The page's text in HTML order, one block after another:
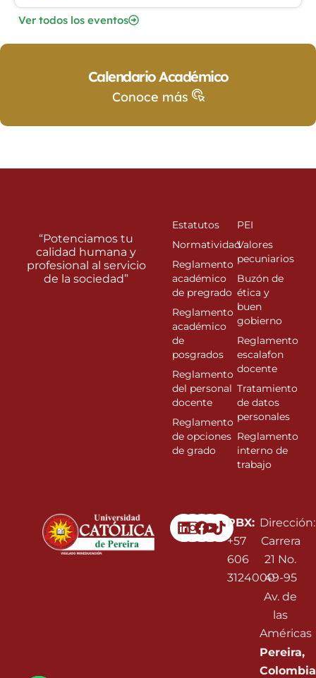
Ver todos los eventos
Calendario Académico
Conoce más
Linkedin
Instagram
Facebook
Youtube
PBX:
+57
606
3124000
Dirección:
Carrera
21 No.
49-95
Av. de
las
Américas
Pereira,
Colombia
“Potenciamos tu
calidad humana y
profesional al servicio
de la sociedad”
Estatutos
Normatividad
Reglamento
académico
de pregrado
Reglamento
académico
de
posgrados
Reglamento
del personal
docente
Reglamento
de opciones
de grado
PEI
Valores
pecuniarios
Buzón de
ética y
buen
gobierno
Reglamento
escalafon
docente
Tratamiento
de datos
personales
Reglamento
interno de
trabajo